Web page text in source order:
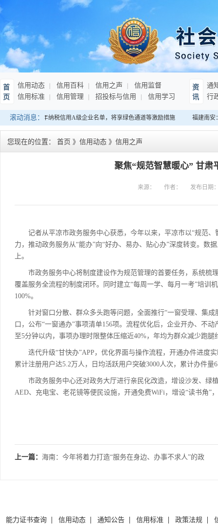
首
页
信用动态 信用百科 信用之声
信用监督
信用标准
信用管理 招投标与信用 信用学习
资
讯
通
行
滚动消息：
：发布连续10年纳税信用A级企业名单，将享绿色通道等激励措施 福建南安
您现在的位置： 首页 》 信用动态 》 信用之声
聚焦“规范智慧暖心” 甘肃
来源： 作者： 发布日期
记者从平凉市政务服务中心获悉，今年以来，平凉市以“规范、
力，推动政务服务从“能办”向“好办、易办、贴心办”深度转变。数
上。
市政务服务中心将制度建设作为规范管理的首要任务，系统梳
覆盖服务全流程的制度闭环。同时建立“每周一学、每月一考”培训
100%。
针对窗口分散、群众多头跑等问题，全面推行“一窗受理、集成
口，公布“一窗通办”事项清单156项。流程优化后，企业开办、不
至5分钟以内，事项办理时限整体压缩近40%，年均为群众减少跑腿
迭代升级“甘快办”APP，优化界面与操作流程，开通办件进度实
累计注册用户达5.2万人，日均活跃用户突破3000人次，累计办件
市政务服务中心还对政务大厅进行亲民化改造，增设沙发、绿
AED、充电宝、老花镜等便民设施，开通免费WiFi，增设“读书角”
上一篇： 海南：今年将着力打造“服务在身边、办事不求人”的政
能力证书查询 信用动态 通知公告 信用标准 政策法规